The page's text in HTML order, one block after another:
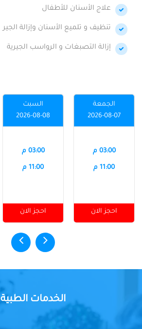
علاج الأسنان للأطفال
تنظيف و تلميع الأسنان وإزالة الجير
إزالة التصبغات و الرواسب الجيرية
الجمعة
2026-08-07
03:00 م
11:00 م
احجز الان
السبت
2026-08-08
03:00 م
11:00 م
احجز الان
الخدمات الطبية